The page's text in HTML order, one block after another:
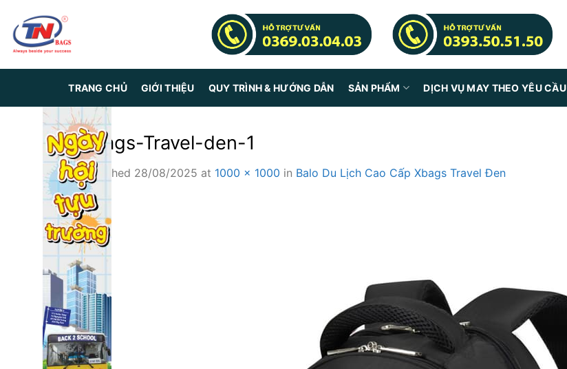
content
TRANG CHỦ GIỚI THIỆU QUY TRÌNH & HƯỚNG DẪN SẢN PHẨM DỊCH VỤ MAY THEO YÊU CẦU
Xbags-Travel-den-1
Published 28/08/2025 at 1000 × 1000 in Balo Du Lịch Cao Cấp Xbags Travel Đen